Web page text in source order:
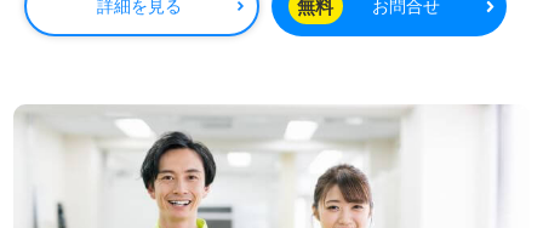
詳細を見る 無料 お問合せ